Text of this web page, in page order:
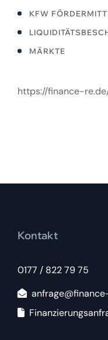
KFW
MÄRKTE
https://finance-
Kontakt
0177 / 822 79 75